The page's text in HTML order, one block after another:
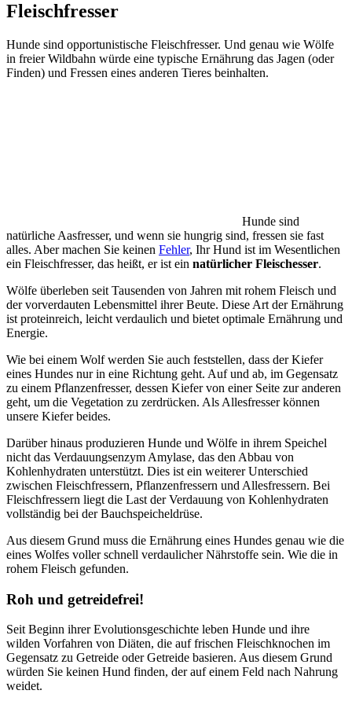
Fleischfresser
Hunde sind opportunistische Fleischfresser. Und genau wie Wölfe
in freier Wildbahn würde eine typische Ernährung das Jagen (oder
Finden) und Fressen eines anderen Tieres beinhalten.
Hunde sind
natürliche Aasfresser, und wenn sie hungrig sind, fressen sie fast
alles. Aber machen Sie keinen Fehler, Ihr Hund ist im Wesentlichen
ein Fleischfresser, das heißt, er ist ein natürlicher Fleischesser.
Wölfe überleben seit Tausenden von Jahren mit rohem Fleisch und
der vorverdauten Lebensmittel ihrer Beute. Diese Art der Ernährung
ist proteinreich, leicht verdaulich und bietet optimale Ernährung und
Energie.
Wie bei einem Wolf werden Sie auch feststellen, dass der Kiefer
eines Hundes nur in eine Richtung geht. Auf und ab, im Gegensatz
zu einem Pflanzenfresser, dessen Kiefer von einer Seite zur anderen
geht, um die Vegetation zu zerdrücken. Als Allesfresser können
unsere Kiefer beides.
Darüber hinaus produzieren Hunde und Wölfe in ihrem Speichel
nicht das Verdauungsenzym Amylase, das den Abbau von
Kohlenhydraten unterstützt. Dies ist ein weiterer Unterschied
zwischen Fleischfressern, Pflanzenfressern und Allesfressern. Bei
Fleischfressern liegt die Last der Verdauung von Kohlenhydraten
vollständig bei der Bauchspeicheldrüse.
Aus diesem Grund muss die Ernährung eines Hundes genau wie die
eines Wolfes voller schnell verdaulicher Nährstoffe sein. Wie die in
rohem Fleisch gefunden.
Roh und getreidefrei!
Seit Beginn ihrer Evolutionsgeschichte leben Hunde und ihre
wilden Vorfahren von Diäten, die auf frischen Fleischknochen im
Gegensatz zu Getreide oder Getreide basieren. Aus diesem Grund
würden Sie keinen Hund finden, der auf einem Feld nach Nahrung
weidet.